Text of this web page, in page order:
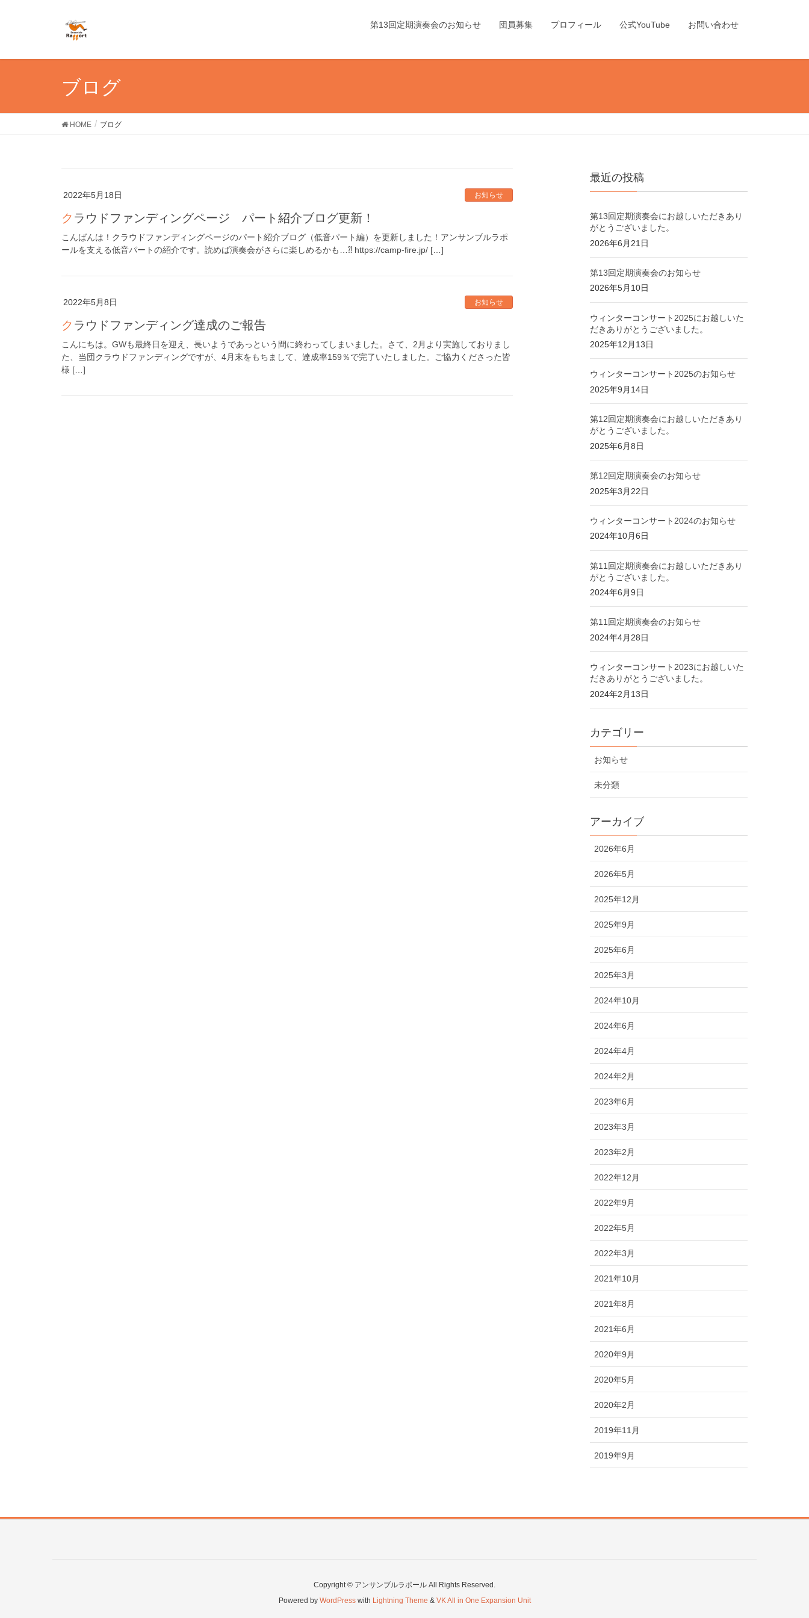
第13回定期演奏会のお知らせ 団員募集 プロフィール 公式YouTube お問い合わせ
ブログ
HOME ブログ
2022年5月18日 お知らせ
クラウドファンディングページ パート紹介ブログ更新！
こんばんは！クラウドファンディングページのパート紹介ブログ（低音パート編）を更新しました！アンサンブルラポ
ールを支える低音パートの紹介です。読めば演奏会がさらに楽しめるかも…⁈ https://camp-fire.jp/ […]
2022年5月8日 お知らせ
クラウドファンディング達成のご報告
こんにちは。GWも最終日を迎え、長いようであっという間に終わってしまいました。さて、2月より実施しておりまし
た、当団クラウドファンディングですが、4月末をもちまして、達成率159％で完了いたしました。ご協力くださった皆
様 […]
最近の投稿
第13回定期演奏会にお越しいただきあり
がとうございました。
2026年6月21日
第13回定期演奏会のお知らせ
2026年5月10日
ウィンターコンサート2025にお越しいた
だきありがとうございました。
2025年12月13日
ウィンターコンサート2025のお知らせ
2025年9月14日
第12回定期演奏会にお越しいただきあり
がとうございました。
2025年6月8日
第12回定期演奏会のお知らせ
2025年3月22日
ウィンターコンサート2024のお知らせ
2024年10月6日
第11回定期演奏会にお越しいただきあり
がとうございました。
2024年6月9日
第11回定期演奏会のお知らせ
2024年4月28日
ウィンターコンサート2023にお越しいた
だきありがとうございました。
2024年2月13日
カテゴリー
お知らせ
未分類
アーカイブ
2026年6月
2026年5月
2025年12月
2025年9月
2025年6月
2025年3月
2024年10月
2024年6月
2024年4月
2024年2月
2023年6月
2023年3月
2023年2月
2022年12月
2022年9月
2022年5月
2022年3月
2021年10月
2021年8月
2021年6月
2020年9月
2020年5月
2020年2月
2019年11月
2019年9月
Copyright © アンサンブルラポール All Rights Reserved.
Powered by WordPresswith Lightning Theme & VK All in One Expansion Unit